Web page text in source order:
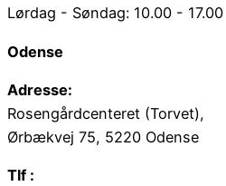
Lørdag - Søndag: 10.00 - 17.00
Odense
Adresse:
Rosengårdcenteret (Torvet),
Ørbækvej 75, 5220 Odense
Tlf :